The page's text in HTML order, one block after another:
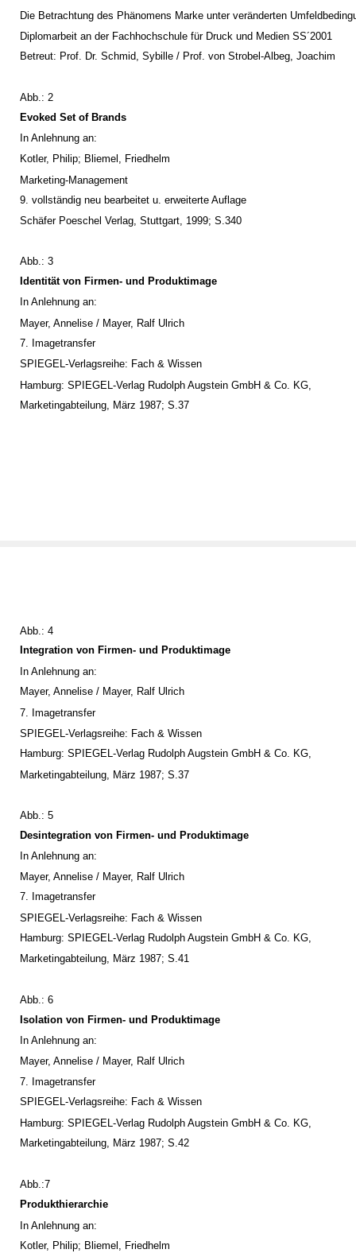
Die Betrachtung des Phänomens Marke unter veränderten
Diplomarbeit an der Fachhochschule für Druck und Medien SS´2001
Betreut: Prof. Dr. Schmid, Sybille / Prof. von Strobel-Albeg, Joachim
Abb.: 2
Evoked Set of Brands
In Anlehnung an:
Kotler, Philip; Bliemel, Friedhelm
Marketing-Management
9. vollständig neu bearbeitet u. erweiterte Auflage
Schäfer Poeschel Verlag, Stuttgart, 1999; S.340
Abb.: 3
Identität von Firmen- und Produktimage
In Anlehnung an:
Mayer, Annelise / Mayer, Ralf Ulrich
7. Imagetransfer
SPIEGEL-Verlagsreihe: Fach & Wissen
Hamburg: SPIEGEL-Verlag Rudolph Augstein GmbH & Co. KG,
Marketingabteilung, März 1987; S.37
Abb.: 4
Integration von Firmen- und Produktimage
In Anlehnung an:
Mayer, Annelise / Mayer, Ralf Ulrich
7. Imagetransfer
SPIEGEL-Verlagsreihe: Fach & Wissen
Hamburg: SPIEGEL-Verlag Rudolph Augstein GmbH & Co. KG,
Marketingabteilung, März 1987; S.37
Abb.: 5
Desintegration von Firmen- und Produktimage
In Anlehnung an:
Mayer, Annelise / Mayer, Ralf Ulrich
7. Imagetransfer
SPIEGEL-Verlagsreihe: Fach & Wissen
Hamburg: SPIEGEL-Verlag Rudolph Augstein GmbH & Co. KG,
Marketingabteilung, März 1987; S.41
Abb.: 6
Isolation von Firmen- und Produktimage
In Anlehnung an:
Mayer, Annelise / Mayer, Ralf Ulrich
7. Imagetransfer
SPIEGEL-Verlagsreihe: Fach & Wissen
Hamburg: SPIEGEL-Verlag Rudolph Augstein GmbH & Co. KG,
Marketingabteilung, März 1987; S.42
Abb.:7
Produkthierarchie
In Anlehnung an:
Kotler, Philip; Bliemel, Friedhelm